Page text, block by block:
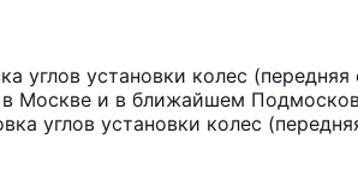
углов установки колес
Москве и в ближайшем
углов установки колес